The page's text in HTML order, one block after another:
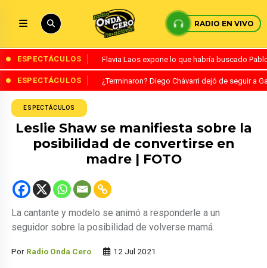
RADIO EN VIVO
ESPECTÁCULOS Flavia Laos expone lo que habría buscado
ESPECTÁCULOS ¿Terminaron? Diego Chávarri dejó de seguir a
ESPECTÁCULOS
Leslie Shaw se manifiesta sobre la
posibilidad de convertirse en
madre | FOTO
La cantante y modelo se animó a responderle a un
seguidor sobre la posibilidad de volverse mamá.
Por Radio Onda Cero 12 Jul 2021